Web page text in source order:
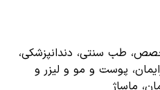
طب سنتی، دندانپزشکی،
پوست و مو و لیزر و
ماساژ